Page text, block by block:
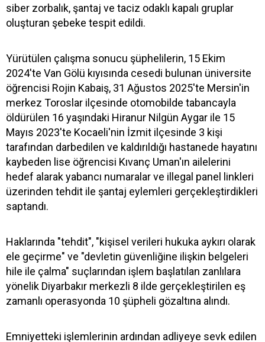
siber zorbalık, şantaj ve taciz odaklı kapalı gruplar
oluşturan şebeke tespit edildi.
Yürütülen çalışma sonucu şüphelilerin, 15 Ekim
2024'te Van Gölü kıyısında cesedi bulunan üniversite
öğrencisi Rojin Kabaiş, 31 Ağustos 2025'te Mersin'in
merkez Toroslar ilçesinde otomobilde tabancayla
öldürülen 16 yaşındaki Hiranur Nilgün Aygar ile 15
Mayıs 2023'te Kocaeli'nin İzmit ilçesinde 3 kişi
tarafından darbedilen ve kaldırıldığı hastanede hayatını
kaybeden lise öğrencisi Kıvanç Uman'ın ailelerini
hedef alarak yabancı numaralar ve illegal panel linkleri
üzerinden tehdit ile şantaj eylemleri gerçekleştirdikleri
saptandı.
Haklarında "tehdit", "kişisel verileri hukuka aykırı olarak
ele geçirme" ve "devletin güvenliğine ilişkin belgeleri
hile ile çalma" suçlarından işlem başlatılan zanlılara
yönelik Diyarbakır merkezli 8 ilde gerçekleştirilen eş
zamanlı operasyonda 10 şüpheli gözaltına alındı.
Emniyetteki işlemlerinin ardından adliyeye sevk edilen